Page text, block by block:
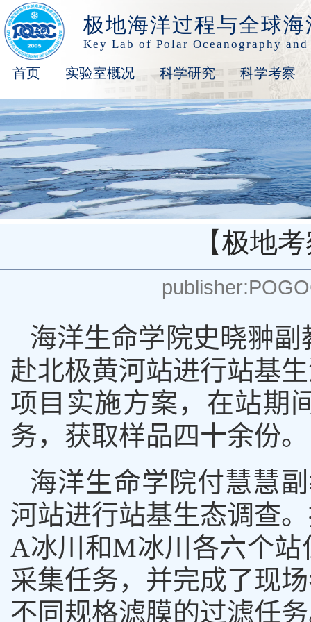
极地海洋过程与全球
Key Lab of Polar Oceanography
首页 实验室概况 科学研究 科学考察
【极地
海洋生命学院史晓翀副
赴北极黄河站进行站基
项目实施方案，在站期
务，获取样品四十余份。
海洋生命学院付慧慧
河站进行站基生态调查
A冰川和M冰川各六个
采集任务，并完成了现
不同规格滤膜的过滤任